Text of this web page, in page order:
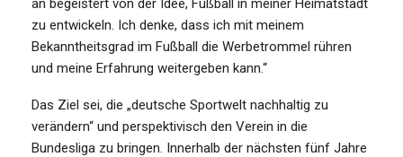
zu entwickeln. Ich denke, dass ich mit meinem
Bekanntheitsgrad im Fußball die Werbetrommel rühren
und meine Erfahrung weitergeben kann.“
Das Ziel sei, die „deutsche Sportwelt nachhaltig zu
verändern“ und perspektivisch den Verein in die
Bundesliga zu bringen. Innerhalb der nächsten fünf Jahre